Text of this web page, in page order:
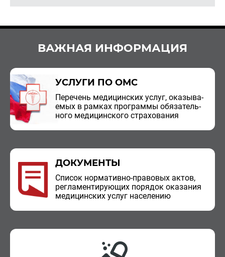
ВАЖНАЯ ИНФОРМАЦИЯ
УСЛУГИ ПО ОМС
Пе­ре­чень ме­ди­цин­ских услуг, ока­зы­ва­
е­мых в рам­ках про­грам­мы обя­за­тель­
но­го ме­ди­цин­ско­го стра­хо­ва­ния
ДОКУМЕНТЫ
Спи­сок нор­ма­тив­но-пра­во­вых актов,
ре­гла­мен­ти­ру­ю­щих по­ря­док ока­за­ния
ме­ди­цин­ских услуг на­се­ле­нию